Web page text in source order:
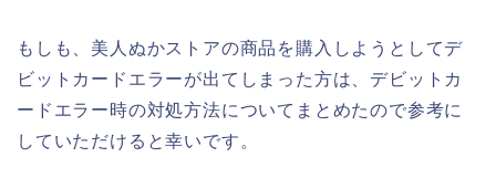
もしも、美人ぬかストアの商品を購入しようとしてデ
ビットカードエラーが出てしまった方は、デビットカ
ードエラー時の対処方法についてまとめたので参考に
していただけると幸いです。